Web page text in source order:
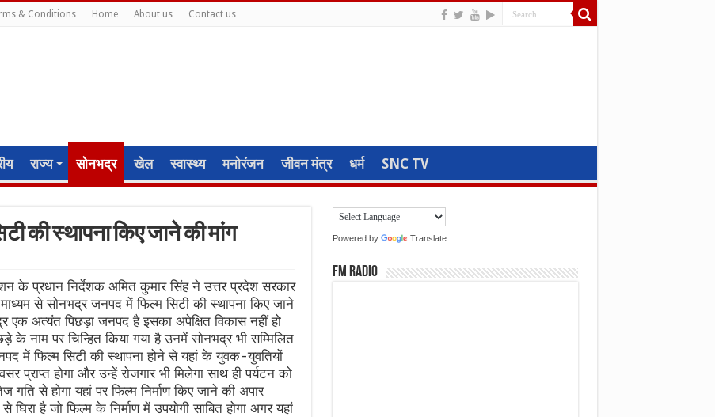
& Conditions Home About us Contact us
राज्य सोनभद्र खेल स्वास्थ्य मनोरंजन जीवन मंत्र धर्म SNC TV
की स्थापना किए जाने की मांग
के प्रधान निर्देशक अमित कुमार सिंह ने उत्तर प्रदेश सरकार
से सोनभद्र जनपद में फिल्म सिटी की स्थापना किए जाने
एक अत्यंत पिछड़ा जनपद है इसका अपेक्षित विकास नहीं हो
के नाम पर चिन्हित किया गया है उनमें सोनभद्र भी सम्मिलित
में फिल्म सिटी की स्थापना होने से यहां के युवक-युवतियों
प्राप्त होगा और उन्हें रोजगार भी मिलेगा साथ ही पर्यटन को
गति से होगा यहां पर फिल्म निर्माण किए जाने की अपार
है जो फिल्म के निर्माण में उपयोगी साबित होगा अगर यहां
Powered by Translate
FM Radio